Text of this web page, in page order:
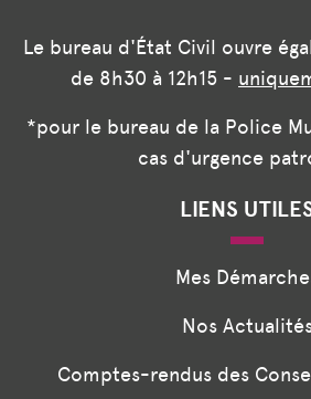
Le bureau d'État Civil ouvre
de 8h30 à 12h15 -
*pour le bureau de la Police
cas d'urgence
LIENS
Mes
Nos
Comptes-rendus des